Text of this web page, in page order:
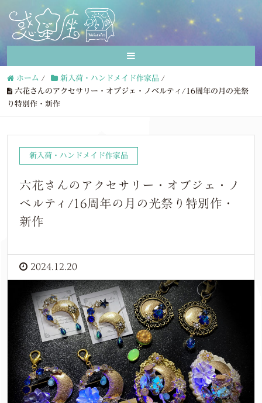
ホーム / 新入荷・ハンドメイド作家品 /
六花さんのアクセサリー・オブジェ・ノベルティ/16周年の月の光祭
り特別作・新作
新入荷・ハンドメイド作家品
六花さんのアクセサリー・オブジェ・ノ
ベルティ/16周年の月の光祭り特別作・
新作
2024.12.20